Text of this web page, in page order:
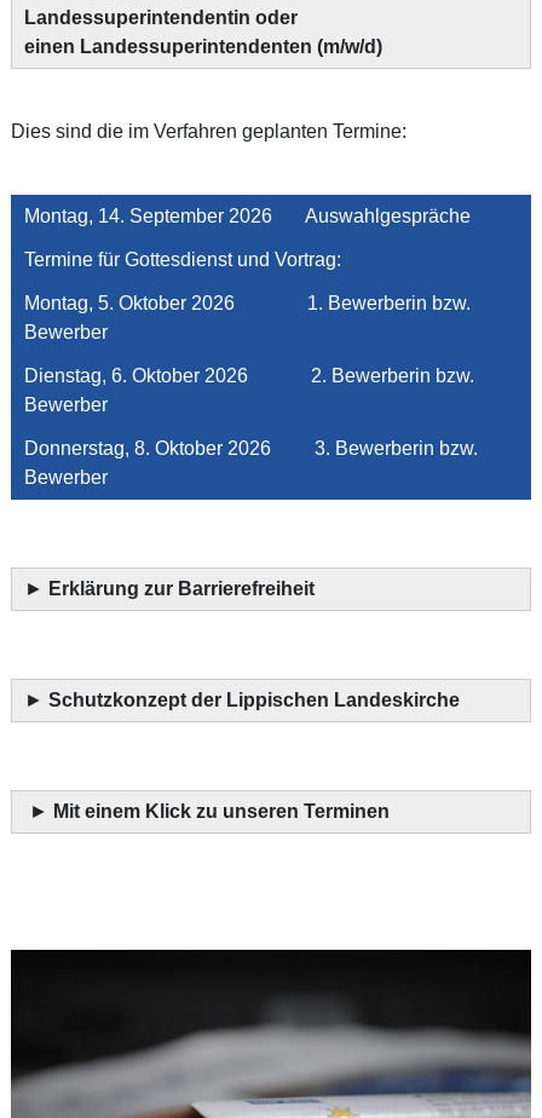
Landessuperintendentin oder
einen Landessuperintendenten (m/w/d)
Dies sind die im Verfahren geplanten Termine:
Montag, 14. September 2026 Auswahlgespräche
Termine für Gottesdienst und Vortrag:
Montag, 5. Oktober 2026 1. Bewerberin bzw.
Bewerber
Dienstag, 6. Oktober 2026 2. Bewerberin bzw.
Bewerber
Donnerstag, 8. Oktober 2026 3. Bewerberin bzw.
Bewerber
► Erklärung zur Barrierefreiheit
► Schutzkonzept der Lippischen Landeskirche
► Mit einem Klick zu unseren Terminen